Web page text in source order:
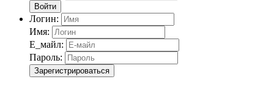
Войти
Логин:
Имя:
Е_майл:
Пароль:
Зарегистрироваться